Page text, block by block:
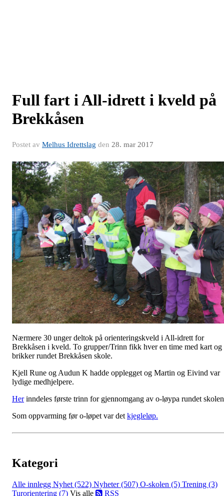
Full fart i All-idrett i kveld på
Brekkåsen
Postet av Melhus Idrettslag den 28. mar 2017
Nærmere 30 unger deltok på orienteringskveld i All-idrett for
Brekkåsen i kveld. To grupper/Trinn fikk hver en time med kart og
brikker rundet Brekkåsen skole.
Kjell Rune og Audun K hadde opplegget og Martin og Eivind var
lydige medhjelpere.
Herinndeles første trinn for gjennomgang av o-løypa rundet
Som oppvarming før o-løpet var det kjegleløp.
Kategori
Alle innlegg Nyhet (522) Nyheter (507) O-skolen (5) Trening (3)
Turorientering (7) Vis alle RSS